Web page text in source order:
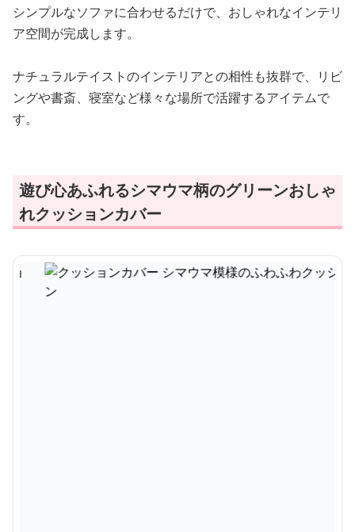
シンプルなソファに合わせるだけで、おしゃれなインテリ
ア空間が完成します。
ナチュラルテイストのインテリアとの相性も抜群で、リビ
ングや書斎、寝室など様々な場所で活躍するアイテムで
す。
遊び心あふれるシマウマ柄のグリーンおしゃ
れクッションカバー